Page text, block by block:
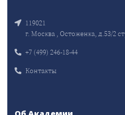
119021
г. Москва , Остоженка, д.53/2
+7 (499) 246-18-44
Контакты